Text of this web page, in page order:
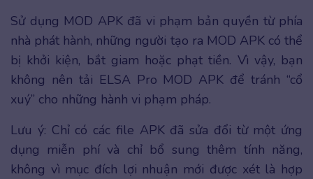
Sử dụng MOD APK đã vi phạm bản quyền từ phía
nhà phát hành, những người tạo ra MOD APK có thể
bị khởi kiện, bắt giam hoặc phạt tiền. Vì vậy, bạn
không nên tải ELSA Pro MOD APK để tránh “cổ
xuý” cho những hành vi phạm pháp.
Lưu ý: Chỉ có các file APK đã sửa đổi từ một ứng
dụng miễn phí và chỉ bổ sung thêm tính năng,
không vì mục đích lợi nhuận mới được xét là hợp